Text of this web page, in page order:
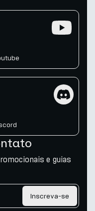
e guias
Inscreva-se